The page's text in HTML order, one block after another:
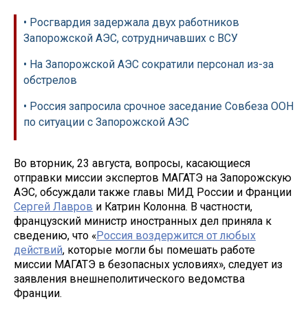
• Росгвардия задержала двух работников
Запорожской АЭС, сотрудничавших с ВСУ
• На Запорожской АЭС сократили персонал из-за
обстрелов
• Россия запросила срочное заседание Совбеза ООН
по ситуации с Запорожской АЭС
Во вторник, 23 августа, вопросы, касающиеся
отправки миссии экспертов МАГАТЭ на Запорожскую
АЭС, обсуждали также главы МИД России и Франции
Сергей Лавров и Катрин Колонна. В частности,
французский министр иностранных дел приняла к
сведению, что «Россия воздержится от любых
действий, которые могли бы помешать работе
миссии МАГАТЭ в безопасных условиях», следует из
заявления внешнеполитического ведомства
Франции.